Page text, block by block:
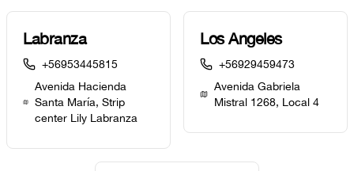
Labranza
+56953445815
Avenida Hacienda
Santa María, Strip
center Lily Labranza
Los Angeles
+56929459473
Avenida Gabriela
Mistral 1268, Local 4